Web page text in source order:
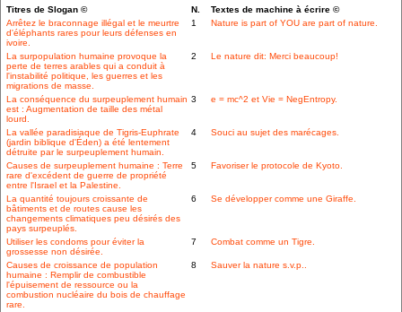
Titres de Slogan © N.
Textes de machine à écrire ©
Arrêtez le braconnage illégal et le meurtre
d'éléphants rares pour leurs défenses en
ivoire.
1 Nature is part of YOU are part of nature.
La surpopulation humaine provoque la
perte de terres arables qui a conduit à
l'instabilité politique, les guerres et les
migrations de masse.
2 Le nature dit: Merci beaucoup!
La conséquence du surpeuplement humain
est : Augmentation de taille des métal
lourd.
3 e = mc^2 et Vie = NegEntropy.
La vallée paradisiaque de Tigris-Euphrate
(jardin biblique d'Éden) a été lentement
détruite par le surpeuplement humain.
4 Souci au sujet des marécages.
Causes de surpeuplement humaine : Terre
rare d'excédent de guerre de propriété
entre l'Israel et la Palestine.
5 Favoriser le protocole de Kyoto.
La quantité toujours croissante de
bâtiments et de routes cause les
changements climatiques peu désirés des
pays surpeuplés.
6 Se développer comme une Giraffe.
Utiliser les condoms pour éviter la
grossesse non désirée.
7 Combat comme un Tigre.
Causes de croissance de population
humaine : Remplir de combustible
l'épuisement de ressource ou la
combustion nucléaire du bois de chauffage
rare.
8 Sauver la nature s.v.p..